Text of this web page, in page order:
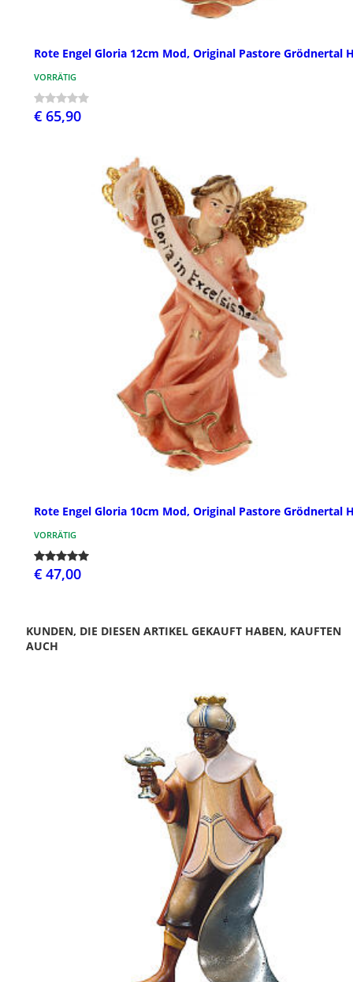
Rote Engel Gloria 12cm Mod, Original Pastore Grödnertal
VORRÄTIG
€ 65,90
Rote Engel Gloria 10cm Mod, Original Pastore Grödnertal
VORRÄTIG
€ 47,00
KUNDEN, DIE DIESEN ARTIKEL GEKAUFT HABEN, KAUFTEN
AUCH